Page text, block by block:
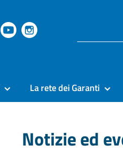
La rete dei Garanti
Notizie ed